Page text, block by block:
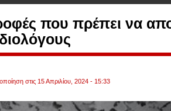
που πρέπει να
στις 15 Απριλίου, 2024 - 15:33